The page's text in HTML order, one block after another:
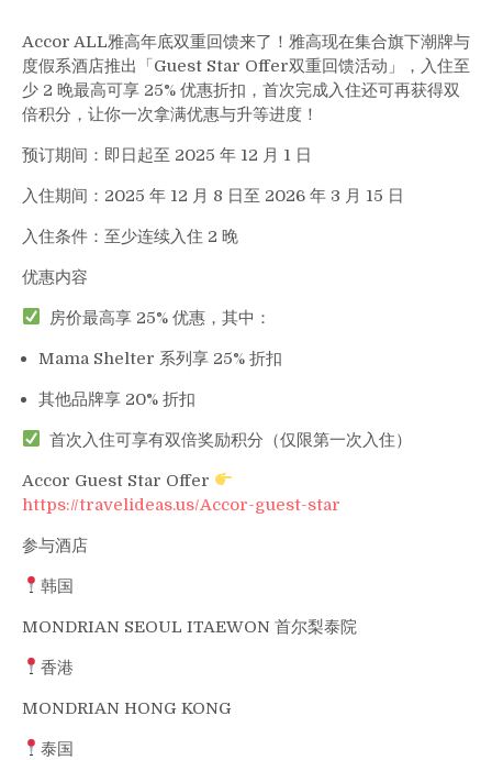
励
积
分
Accor ALL雅高年底双重回馈来了！雅高现在集合旗下潮牌与
度假系酒店推出「Guest Star Offer双重回馈活动」，入住至
少 2 晚最高可享 25% 优惠折扣，首次完成入住还可再获得双
倍积分，让你一次拿满优惠与升等进度！
预订期间：即日起至 2025 年 12 月 1 日
入住期间：2025 年 12 月 8 日至 2026 年 3 月 15 日
入住条件：至少连续入住 2 晚
优惠内容
房价最高享 25% 优惠，其中：
Mama Shelter 系列享 25% 折扣
其他品牌享 20% 折扣
首次入住可享有双倍奖励积分（仅限第一次入住）
Accor Guest Star Offer
https://travelideas.us/Accor-guest-star
参与酒店
韩国
MONDRIAN SEOUL ITAEWON 首尔梨泰院
香港
MONDRIAN HONG KONG
泰国